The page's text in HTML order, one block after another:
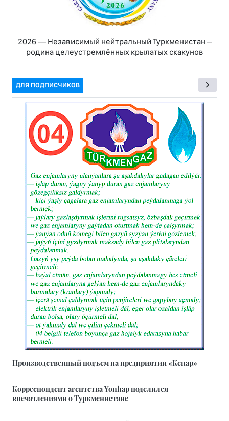
2026 — Независимый нейтральный Туркменистан –
родина целеустремлённых крылатых скакунов
ДЛЯ ПОДПИСЧИКОВ
Производственный подъем на предприятии «Кенар»
Корреспондент агентства Yonhap поделился
впечатлениями о Туркменистане